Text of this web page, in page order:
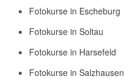
Fotokurse in Escheburg
Fotokurse in Soltau
Fotokurse in Harsefeld
Fotokurse in Salzhausen